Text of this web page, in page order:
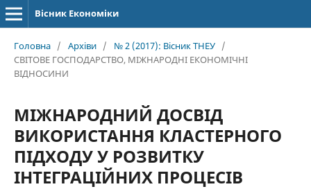
Вісник Економіки
Головна / Архіви / № 2 (2017): Вісник ТНЕУ /
СВІТОВЕ ГОСПОДАРСТВО, МІЖНАРОДНІ ЕКОНОМІЧНІ
ВІДНОСИНИ
МІЖНАРОДНИЙ ДОСВІД
ВИКОРИСТАННЯ КЛАСТЕРНОГО
ПІДХОДУ У РОЗВИТКУ
ІНТЕГРАЦІЙНИХ ПРОЦЕСІВ